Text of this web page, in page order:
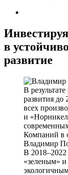
Инвестируя
в
развитие
В
развития до
всех
и
Компаний в
Владимир
В 2018–2022
«зеленым» и